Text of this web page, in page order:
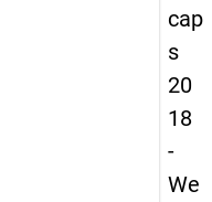
cap
s
20
18
-
We